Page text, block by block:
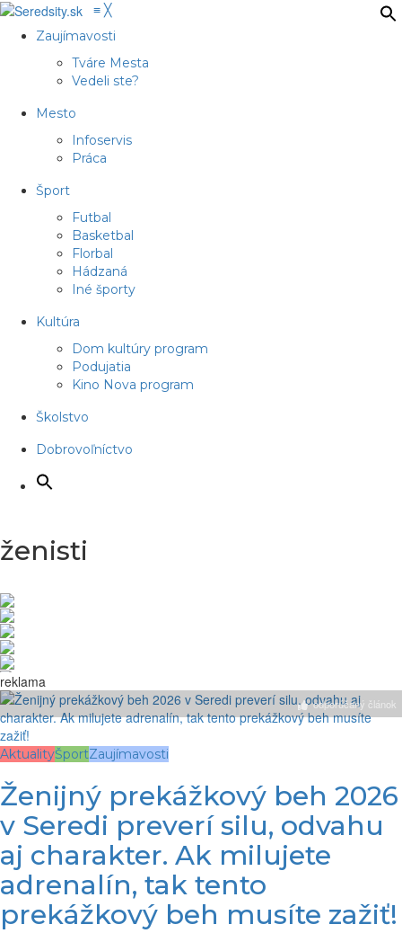
≡ ╳
Zaujímavosti
Tváre Mesta
Vedeli ste?
Mesto
Infoservis
Práca
Šport
Futbal
Basketbal
Florbal
Hádzaná
Iné športy
Kultúra
Dom kultúry program
Podujatia
Kino Nova program
Školstvo
Dobrovoľníctvo
ženisti
reklama
odporúčaný článok
AktualityŠportZaujímavosti
Ženijný prekážkový beh 2026
v Seredi preverí silu, odvahu
aj charakter. Ak milujete
adrenalín, tak tento
prekážkový beh musíte zažiť!